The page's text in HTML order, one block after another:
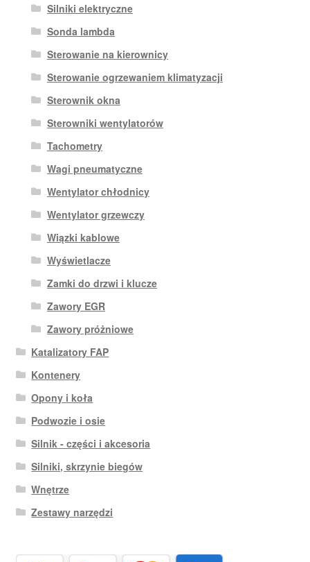
Silniki elektryczne
Sonda lambda
Sterowanie na kierownicy
Sterowanie ogrzewaniem klimatyzacji
Sterownik okna
Sterowniki wentylatorów
Tachometry
Wagi pneumatyczne
Wentylator chłodnicy
Wentylator grzewczy
Wiązki kablowe
Wyświetlacze
Zamki do drzwi i klucze
Zawory EGR
Zawory próżniowe
Katalizatory FAP
Kontenery
Opony i koła
Podwozie i osie
Silnik - części i akcesoria
Silniki, skrzynie biegów
Wnętrze
Zestawy narzędzi